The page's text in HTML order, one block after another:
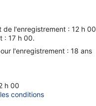
de l'enregistrement : 12 h
: 17 h 00.
l'enregistrement : 18 ans
h 00
conditions